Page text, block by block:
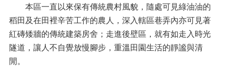
本區一直以來保有傳統農村風貌，隨處可見綠油油的
稻田及在田裡辛苦工作的農人，深入轄區巷弄內亦可見著
紅磚矮牆的傳統建築房舍；走進後壁區，就有如走入時光
隧道，讓人不自覺放慢腳步，重溫田園生活的靜謐與清
閒。